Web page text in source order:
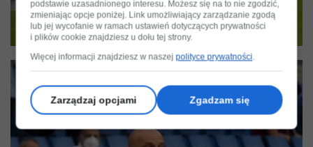
podstawie uzasadnionego interesu. Możesz się na to nie zgodzić,
zmieniając opcje poniżej. Link umożliwiający zarządzanie zgodą
lub jej wycofanie w ramach ustawień dotyczących prywatności
i plików cookie znajdziesz u dołu tej strony.
Więcej informacji znajdziesz w naszejpolityce prywatności.
Zarządzaj opcjami Zgadzam się